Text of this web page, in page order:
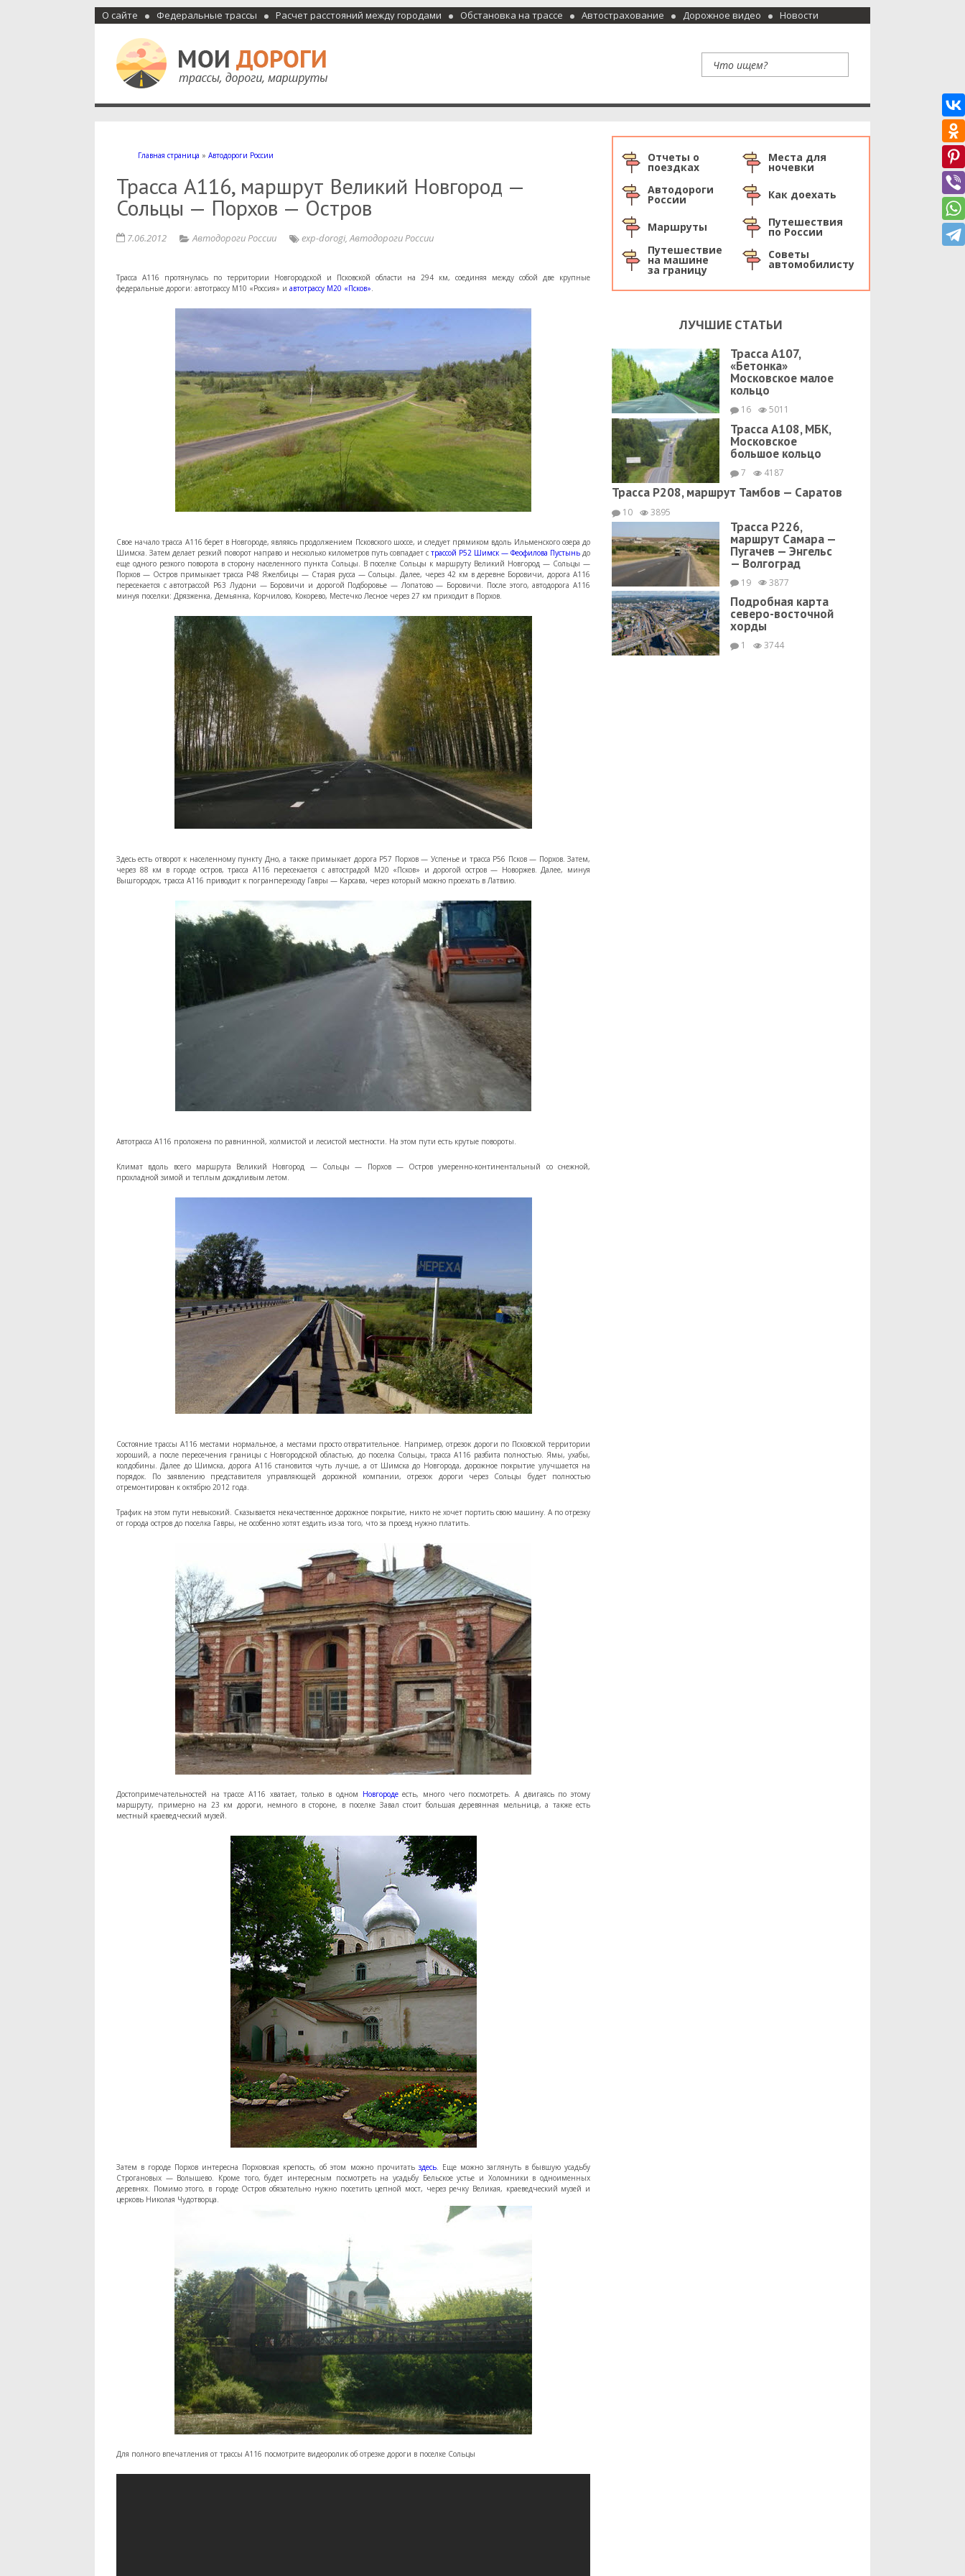
О сайте Федеральные трассы Расчет расстояний между городами Обстановка на трассе Автострахование Дорожное видео Новости
Мои дороги
Как доехать, автомобильные дороги и трассы России, мотели и гостиницы
Главная страница » Автодороги России
Трасса А116, маршрут Великий Новгород —
Сольцы — Порхов — Остров
7.06.2012 Автодороги России exp-dorogi,Автодороги России
Трасса А116 протянулась по территории Новгородской и Псковской области на 294 км, соединяя между собой две крупные
федеральные дороги: автотрассу М10 «Россия» и автотрассу М20 «Псков».
Свое начало трасса А116 берет в Новгороде, являясь продолжением Псковского шоссе, и следует прямиком вдоль Ильменского озера до
Шимска. Затем делает резкий поворот направо и несколько километров путь совпадает с трассой Р52 Шимск — Феофилова Пустынь до
еще одного резкого поворота в сторону населенного пункта Сольцы. В поселке Сольцы к маршруту Великий Новгород — Сольцы —
Порхов — Остров примыкает трасса Р48 Яжелбицы — Старая русса — Сольцы. Далее, через 42 км в деревне Боровичи, дорога А116
пересекается с автотрассой Р63 Лудони — Боровичи и дорогой Подборовье — Лопатово — Боровичи. После этого, автодорога А116
минуя поселки: Дрязженка, Демьянка, Корчилово, Кокорево, Местечко Лесное через 27 км приходит в Порхов.
Здесь есть отворот к населенному пункту Дно, а также примыкает дорога Р57 Порхов — Успенье и трасса Р56 Псков — Порхов. Затем,
через 88 км в городе остров, трасса А116 пересекается с автострадой М20 «Псков» и дорогой остров — Новоржев. Далее, минуя
Вышгородок, трасса А116 приводит к погранпереходу Гавры — Карсава, через который можно проехать в Латвию.
Автотрасса А116 проложена по равнинной, холмистой и лесистой местности. На этом пути есть крутые повороты.
Климат вдоль всего маршрута Великий Новгород — Сольцы — Порхов — Остров умеренно-континентальный со снежной,
прохладной зимой и теплым дождливым летом.
Состояние трассы А116 местами нормальное, а местами просто отвратительное. Например, отрезок дороги по Псковской территории
хороший, а после пересечения границы с Новгородской областью, до поселка Сольцы, трасса А116 разбита полностью. Ямы, ухабы,
колдобины. Далее до Шимска, дорога А116 становится чуть лучше, а от Шимска до Новгорода, дорожное покрытие улучшается на
порядок. По заявлению представителя управляющей дорожной компании, отрезок дороги через Сольцы будет полностью
отремонтирован к октябрю 2012 года.
Трафик на этом пути невысокий. Сказывается некачественное дорожное покрытие, никто не хочет портить свою машину. А по отрезку
от города остров до поселка Гавры, не особенно хотят ездить из-за того, что за проезд нужно платить.
Достопримечательностей на трассе А116 хватает, только в одном Новгородеесть, много чего посмотреть. А двигаясь по этому
маршруту, примерно на 23 км дороги, немного в стороне, в поселке Завал стоит большая деревянная мельница, а также есть
местный краеведческий музей.
Затем в городе Порхов интересна Порховская крепость, об этом можно прочитатьздесь. Еще можно заглянуть в бывшую усадьбу
Строгановых — Волышево. Кроме того, будет интересным посмотреть на усадьбу Бельское устье и Холомники в одноименных
деревнях. Помимо этого, в городе Остров обязательно нужно посетить цепной мост, через речку Великая, краеведческий музей и
церковь Николая Чудотворца.
Для полного впечатления от трассы А116 посмотрите видеоролик об отрезке дороги в поселке Сольцы
Отчеты о
поездках
Места для
ночевки
Автодороги
России Как доехать
Маршруты Путешествия
по России
Путешествие
на машине
за границу
Советы
автомобилисту
ЛУЧШИЕ СТАТЬИ
Трасса А107,
«Бетонка»
Московское малое
кольцо
16 5011
Трасса А108, МБК,
Московское
большое кольцо
7 4187
Трасса Р208, маршрут Тамбов — Саратов
10 3895
Трасса Р226,
маршрут Самара —
Пугачев — Энгельс
— Волгоград
19 3877
Подробная карта
северо-восточной
хорды
1 3744